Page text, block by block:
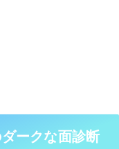
ークな面診断